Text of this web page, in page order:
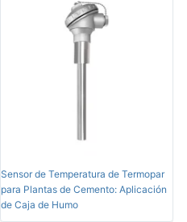
Sensor de Temperatura de Termopar
para Plantas de Cemento: Aplicación
de Caja de Humo